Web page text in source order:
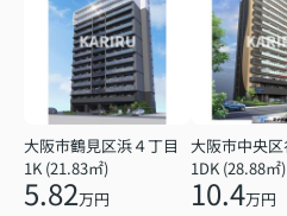
大阪市鶴見区浜４丁目
1K (21.83㎡)
5.82万円
1DK (28.88㎡)
10.4万円